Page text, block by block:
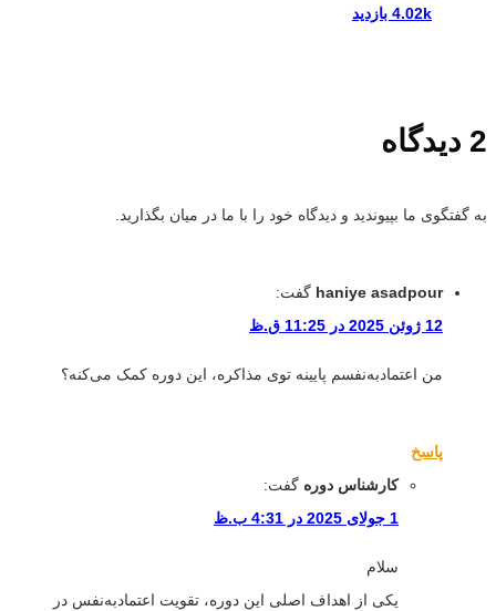
4.02k بازدید
2 دیدگاه
به گفتگوی ما بپیوندید و دیدگاه خود را با ما در میان بگذارید.
haniye asadpour گفت:
12 ژوئن 2025 در 11:25 ق.ظ
من اعتمادبه‌نفسم پایینه توی مذاکره، این دوره کمک می‌کنه؟
پاسخ
کارشناس دوره گفت:
1 جولای 2025 در 4:31 ب.ظ
سلام
یکی از اهداف اصلی این دوره، تقویت اعتمادبه‌نفس در